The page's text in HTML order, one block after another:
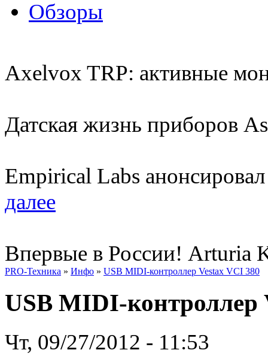
Обзоры
Axelvox TRP: активные
Датская жизнь приборов
Empirical Labs
далее
Впервые в России! Arturia
PRO-Техника » Инфо » USB MIDI-контроллер Vestax VCI 380
USB MIDI-контроллер
Чт, 09/27/2012 - 11:53